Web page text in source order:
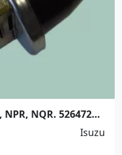
NQR. 5264720
Isuzu